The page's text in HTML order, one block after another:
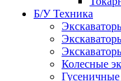
Б/У Техника
Колесные
Гусеничные